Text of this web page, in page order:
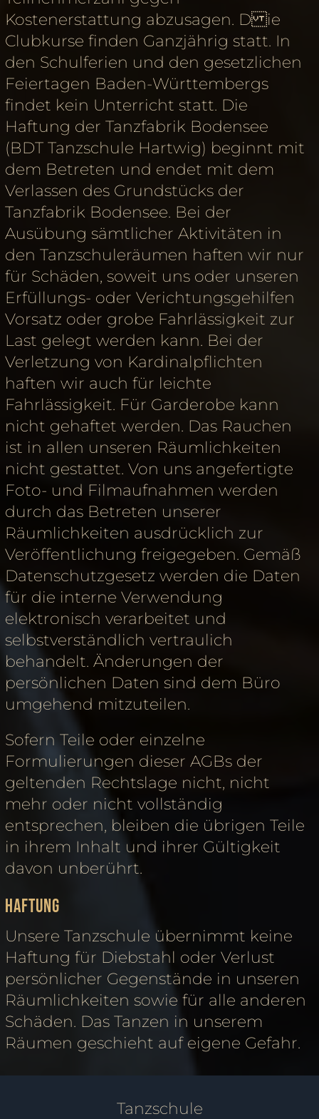
Kostenerstattung abzusagen. D ie
Clubkurse finden Ganzjährig statt. In
den Schulferien und den gesetzlichen
Feiertagen Baden-Württembergs
findet kein Unterricht statt. Die
Haftung der Tanzfabrik Bodensee
(BDT Tanzschule Hartwig) beginnt mit
dem Betreten und endet mit dem
Verlassen des Grundstücks der
Tanzfabrik Bodensee. Bei der
Ausübung sämtlicher Aktivitäten in
den Tanzschuleräumen haften wir nur
für Schäden, soweit uns oder unseren
Erfüllungs- oder Verichtungsgehilfen
Vorsatz oder grobe Fahrlässigkeit zur
Last gelegt werden kann. Bei der
Verletzung von Kardinalpflichten
haften wir auch für leichte
Fahrlässigkeit. Für Garderobe kann
nicht gehaftet werden. Das Rauchen
ist in allen unseren Räumlichkeiten
nicht gestattet. Von uns angefertigte
Foto- und Filmaufnahmen werden
durch das Betreten unserer
Räumlichkeiten ausdrücklich zur
Veröffentlichung freigegeben. Gemäß
Datenschutzgesetz werden die Daten
für die interne Verwendung
elektronisch verarbeitet und
selbstverständlich vertraulich
behandelt. Änderungen der
persönlichen Daten sind dem Büro
umgehend mitzuteilen.
Sofern Teile oder einzelne
Formulierungen dieser AGBs der
geltenden Rechtslage nicht, nicht
mehr oder nicht vollständig
entsprechen, bleiben die übrigen Teile
in ihrem Inhalt und ihrer Gültigkeit
davon unberührt.
Haftung
Unsere Tanzschule übernimmt keine
Haftung für Diebstahl oder Verlust
persönlicher Gegenstände in unseren
Räumlichkeiten sowie für alle anderen
Schäden. Das Tanzen in unserem
Räumen geschieht auf eigene Gefahr.
Tanzschule